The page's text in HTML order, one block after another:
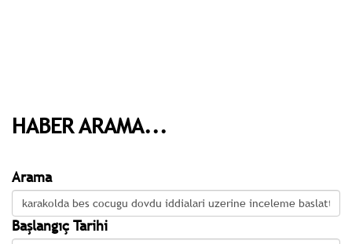
HABER ARAMA...
Arama
Başlangıç Tarihi